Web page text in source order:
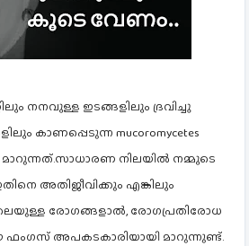
നനവുള്ള ഇടങ്ങളിലും ദ്രവിച്ചു
കാണപ്പെടുന്ന mucoromycetes
നിലയിൽ നമ്മുടെ
അതിജീവിക്കും എങ്കിലും
രോഗങ്ങളാൽ, രോഗപ്രതിരോധ
അപകടകാരിയായി മാറുന്നുണ്ട്.